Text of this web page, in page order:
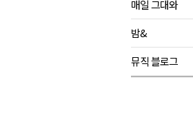
매일 그대와
밤&
뮤직 블로그